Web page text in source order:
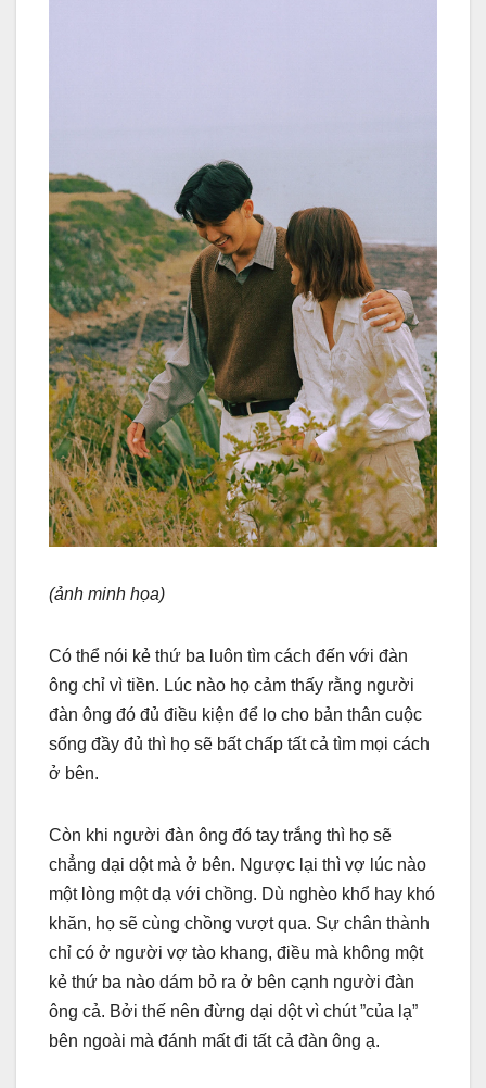
(ảnh minh họa)
Có thể nói kẻ thứ ba luôn tìm cách đến với đàn
ông chỉ vì tiền. Lúc nào họ cảm thấy rằng người
đàn ông đó đủ điều kiện để lo cho bản thân cuộc
sống đầy đủ thì họ sẽ bất chấp tất cả tìm mọi cách
ở bên.
Còn khi người đàn ông đó tay trắng thì họ sẽ
chẳng dại dột mà ở bên. Ngược lại thì vợ lúc nào
một lòng một dạ với chồng. Dù nghèo khổ hay khó
khăn, họ sẽ cùng chồng vượt qua. Sự chân thành
chỉ có ở người vợ tào khang, điều mà không một
kẻ thứ ba nào dám bỏ ra ở bên cạnh người đàn
ông cả. Bởi thế nên đừng dại dột vì chút ”của lạ”
bên ngoài mà đánh mất đi tất cả đàn ông ạ.